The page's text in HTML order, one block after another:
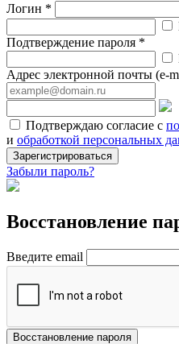
Логин *
Подтверждение пароля *
Адрес электронной почты (e-
Подтверждаю согласие с
и обработкой персональных
Зарегистрироваться
Забыли пароль?
Восстановление
Введите email
Восстановление пароля